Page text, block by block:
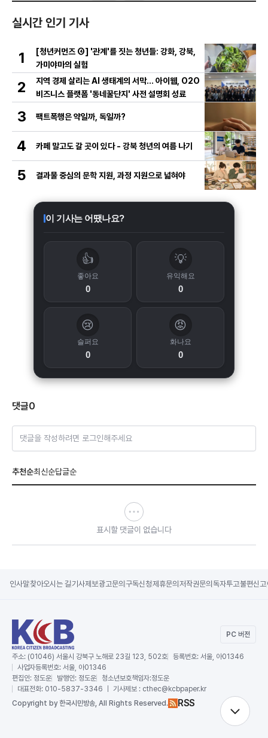
실시간 인기 기사
1
[청년커먼즈 ④] '관계'를 짓는 청년들: 강화, 강북,
가미야마의 실험
2
지역 경제 살리는 AI 생태계의 서막... 아이웹, O2O
비즈니스 플랫폼 '동네꿀단지' 사전 설명회 성료
3 팩트폭행은 약일까, 독일까?
4 카페 말고도 갈 곳이 있다 - 강북 청년의 여름 나기
5 결과물 중심의 문학 지원, 과정 지원으로 넓혀야
이 기사는 어땠나요?
👍
좋아요
0
💡
유익해요
0
😢
슬퍼요
0
😡
화나요
0
댓글0
댓글을 작성하려면 로그인해주세요
추천순최신순답글순
표시할 댓글이 없습니다
인사말찾아오시는 길기사제보광고문의 구독신청제휴문의 저작권문의 독자투고불편신고
PC 버전
주소: (01046) 서울시 강북구 노해로 23길 123, 502호 등록번호: 서울, 아01346
사업자등록번호: 서울, 아01346
편집인: 정도운 발행인: 정도운 청소년보호책임자:정도운
대표전화: 010-5837-3346 ｜ 기사제보 : cthec@kcbpaper.kr
Copyright by 한국시민방송, All Rights Reserved. RSS